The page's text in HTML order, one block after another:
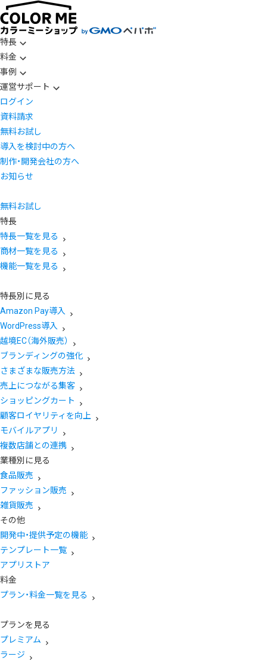
特長
料金
事例
運営サポート
ログイン
資料請求
無料お試し
導入を検討中の方へ
制作・開発会社の方へ
お知らせ
無料お試し
特長
特長一覧を見る
商材一覧を見る
機能一覧を見る
特長別に見る
Amazon Pay導入
WordPress導入
越境EC（海外販売）
ブランディングの強化
さまざまな販売方法
売上につながる集客
ショッピングカート
顧客ロイヤリティを向上
モバイルアプリ
複数店舗との連携
業種別に見る
食品販売
ファッション販売
雑貨販売
その他
開発中・提供予定の機能
テンプレート一覧
アプリストア
料金
プラン・料金一覧を見る
プランを見る
プレミアム
ラージ